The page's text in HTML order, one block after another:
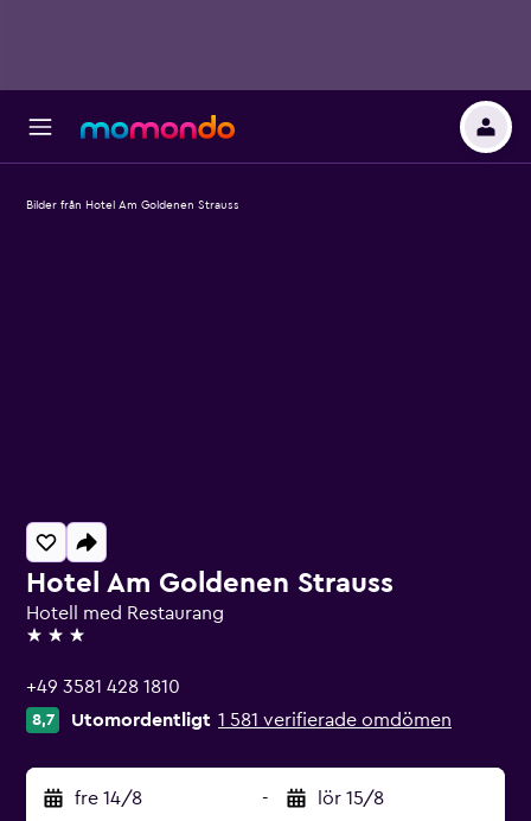
Hotel Am Goldenen Strauss
Hotell med Restaurang
3 stjärnor
+49 3581 428 1810
8,7 Utomordentligt 1 581 verifierade omdömen
fre 14/8 - lör 15/8
Bilder från Hotel Am Goldenen Strauss